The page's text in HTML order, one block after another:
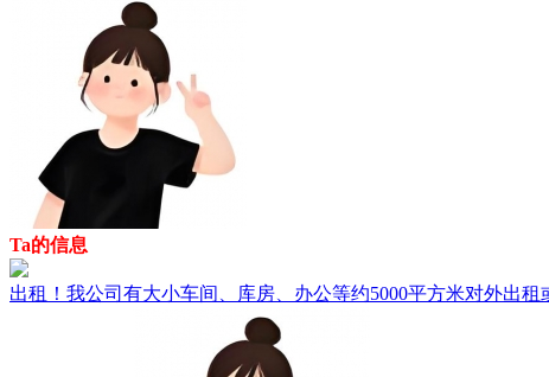
Ta的信息
出租！我公司有大小车间、库房、办公等约5000平方米对外出租